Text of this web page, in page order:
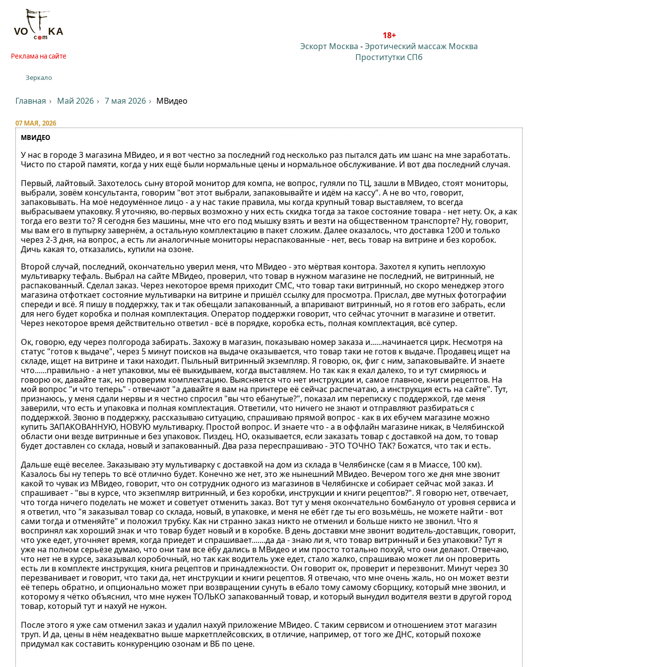
Реклама на сайте
Зеркало
18+
Эскорт Москва -Эротический массаж Москва
Проститутки СПб
Главная Май 2026 7 мая 2026 МВидео
07 МАЯ, 2026
МВИДЕО
У нас в городе 3 магазина МВидео, и я вот честно за последний год несколько раз пытался дать им шанс на мне заработать.
Чисто по старой памяти, когда у них ещё были нормальные цены и нормальное обслуживание. И вот два последний случая.
Первый, лайтовый. Захотелось сыну второй монитор для компа, не вопрос, гуляли по ТЦ, зашли в МВидео, стоят мониторы,
выбрали, зовём консультанта, говорим "вот этот выбрали, запаковывайте и идём на кассу". А не во что, говорит,
запаковывать. На моё недоумённое лицо - а у нас такие правила, мы когда крупный товар выставляем, то всегда
выбрасываем упаковку. Я уточняю, во-первых возможно у них есть скидка тогда за такое состояние товара - нет нету. Ок, а как
тогда его везти то? Я сегодня без машины, мне что его под мышку взять и везти на общественном транспорте? Ну, говорит,
мы вам его в пупырку завернём, а остальную комплектацию в пакет сложим. Далее оказалось, что доставка 1200 и только
через 2-3 дня, на вопрос, а есть ли аналогичные мониторы нераспакованные - нет, весь товар на витрине и без коробок.
Дичь какая то, отказались, купили на озоне.
Второй случай, последний, окончательно уверил меня, что МВидео - это мёртвая контора. Захотел я купить неплохую
мультиварку тефаль. Выбрал на сайте МВидео, проверил, что товар в нужном магазине не последний, не витринный, не
распакованный. Сделал заказ. Через некоторое время приходит СМС, что товар таки витринный, но скоро менеджер этого
магазина отфоткает состояние мультиварки на витрине и пришёл ссылку для просмотра. Прислал, две мутных фотографии
спереди и всё. Я пишу в поддержку, так и так обещали запакованный, а впаривают витринный, но я готов его забрать, если
для него будет коробка и полная комплектация. Оператор поддержки говорит, что сейчас уточнит в магазине и ответит.
Через некоторое время действительно ответил - всё в порядке, коробка есть, полная комплектация, всё супер.
Ок, говорю, еду через полгорода забирать. Захожу в магазин, показываю номер заказа и......начинается цирк. Несмотря на
статус "готов к выдаче", через 5 минут поисков на выдаче оказывается, что товар таки не готов к выдаче. Продавец ищет на
складе, ищет на витрине и таки находит. Пыльный витринный экземпляр. Я говорю, ок, фиг с ним, запаковывайте. И знаете
что......правильно - а нет упаковки, мы её выкидываем, когда выставляем. Но так как я ехал далеко, то и тут смиряюсь и
говорю ок, давайте так, но проверим комплектацию. Выясняется что нет инструкции и, самое главное, книги рецептов. На
мой вопрос "и что теперь" - отвечают "а давайте я вам на принтере её сейчас распечатаю, а инструкция есть на сайте". Тут,
признаюсь, у меня сдали нервы и я честно спросил "вы что ебанутые?", показал им переписку с поддержкой, где меня
заверили, что есть и упаковка и полная комплектация. Ответили, что ничего не знают и отправляют разбираться с
поддержкой. Звоню в поддержку, рассказываю ситуацию, спрашиваю прямой вопрос - как в их ебучем магазине можно
купить ЗАПАКОВАННУЮ, НОВУЮ мультиварку. Простой вопрос. И знаете что - а в оффлайн магазине никак, в Челябинской
области они везде витринные и без упаковок. Пиздец. НО, оказывается, если заказать товар с доставкой на дом, то товар
будет доставлен со склада, новый и запакованный. Два раза переспрашиваю - ЭТО ТОЧНО ТАК? Божатся, что так и есть.
Дальше ещё веселее. Заказываю эту мультиварку с доставкой на дом из склада в Челябинске (сам я в Миассе, 100 км).
Казалось бы ну теперь то всё отлично будет. Конечно же нет, это же нынешний МВидео. Вечером того же дня мне звонит
какой то чувак из МВидео, говорит, что он сотрудник одного из магазинов в Челябинске и собирает сейчас мой заказ. И
спрашивает - "вы в курсе, что экзепмляр витринный, и без коробки, инструкции и книги рецептов?". Я говорю нет, отвечает,
что тогда ничего поделать не может и советует отменить заказ. Вот тут у меня окончательно бомбануло от уровня сервиса и
я ответил, что "я заказывал товар со склада, новый, в упаковке, и меня не ебёт где ты его возьмёшь, не можете найти - вот
сами тогда и отменяйте" и положил трубку. Как ни странно заказ никто не отменил и больше никто не звонил. Что я
воспринял как хороший знак и что товар будет новый и в коробке. В день доставки мне звонит водитель-доставщик, говорит,
что уже едет, уточняет время, когда приедет и спрашивает.......да да - знаю ли я, что товар витринный и без упаковки? Тут я
уже на полном серьёзе думаю, что они там все ёбу дались в МВидео и им просто тотально похуй, что они делают. Отвечаю,
что нет не в курсе, заказывал коробочный, но так как водитель уже едет, стало жалко, спрашиваю может ли он проверить
есть ли в комплекте инструкция, книга рецептов и принадлежности. Он говорит ок, проверит и перезвонит. Минут через 30
перезванивает и говорит, что таки да, нет инструкции и книги рецептов. Я отвечаю, что мне очень жаль, но он может везти
её теперь обратно, и опционально может при возвращении сунуть в ебало тому самому сборщику, который мне звонил, и
которому я чётко объяснил, что мне нужен ТОЛЬКО запакованный товар, и который вынудил водителя везти в другой город
товар, который тут и нахуй не нужон.
После этого я уже сам отменил заказ и удалил нахуй приложение МВидео. С таким сервисом и отношением этот магазин
труп. И да, цены в нём неадекватно выше маркетплейсовских, в отличие, например, от того же ДНС, который похоже
придумал как составить конкуренцию озонам и ВБ по цене.